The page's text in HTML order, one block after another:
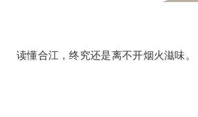
读懂合江，终究还是离不开烟火滋味。